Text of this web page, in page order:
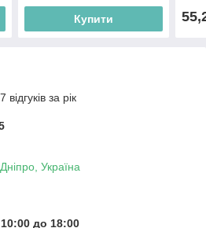
Купити
за рік
Україна
до 18:00